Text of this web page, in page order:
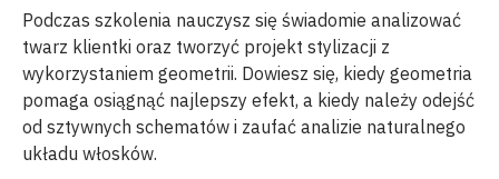
Podczas szkolenia nauczysz się świadomie analizować
twarz klientki oraz tworzyć projekt stylizacji z
wykorzystaniem geometrii. Dowiesz się, kiedy geometria
pomaga osiągnąć najlepszy efekt, a kiedy należy odejść
od sztywnych schematów i zaufać analizie naturalnego
układu włosków.